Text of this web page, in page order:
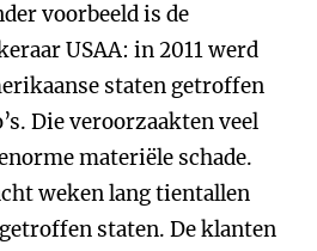
voorbeeld is de
USAA: in 2011 werd
staten getroffen
Die veroorzaakten veel
materiële schade.
weken lang tientallen
staten. De klanten